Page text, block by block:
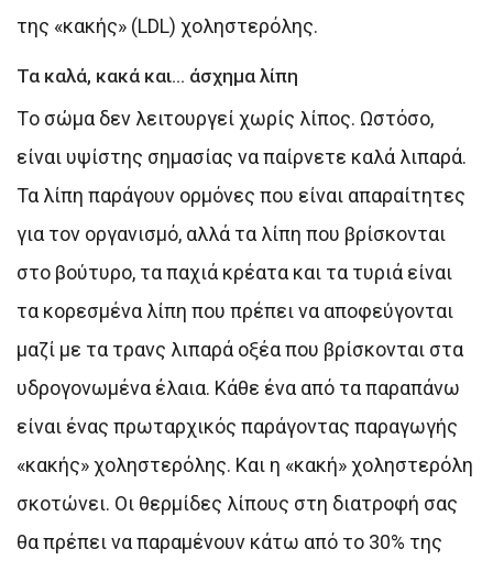
της «κακής» (LDL) χοληστερόλης.
Τα καλά, κακά και… άσχημα λίπη
Τo σώμα δεν λειτουργεί χωρίς λίπος. Ωστόσο,
είναι υψίστης σημασίας να παίρνετε καλά λιπαρά.
Τα λίπη παράγουν ορμόνες που είναι απαραίτητες
για τον οργανισμό, αλλά τα λίπη που βρίσκονται
στο βούτυρο, τα παχιά κρέατα και τα τυριά είναι
τα κορεσμένα λίπη που πρέπει να αποφεύγονται
μαζί με τα τρανς λιπαρά οξέα που βρίσκονται στα
υδρογονωμένα έλαια. Κάθε ένα από τα παραπάνω
είναι ένας πρωταρχικός παράγοντας παραγωγής
«κακής» χοληστερόλης. Και η «κακή» χοληστερόλη
σκοτώνει. Οι θερμίδες λίπους στη διατροφή σας
θα πρέπει να παραμένουν κάτω από το 30% της